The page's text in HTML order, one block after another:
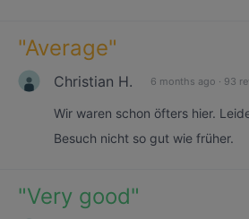
"Average"
Christian H. 6 months ago · 93
Wir waren schon öfters hier.
Besuch nicht so gut wie früher.
"Very good"